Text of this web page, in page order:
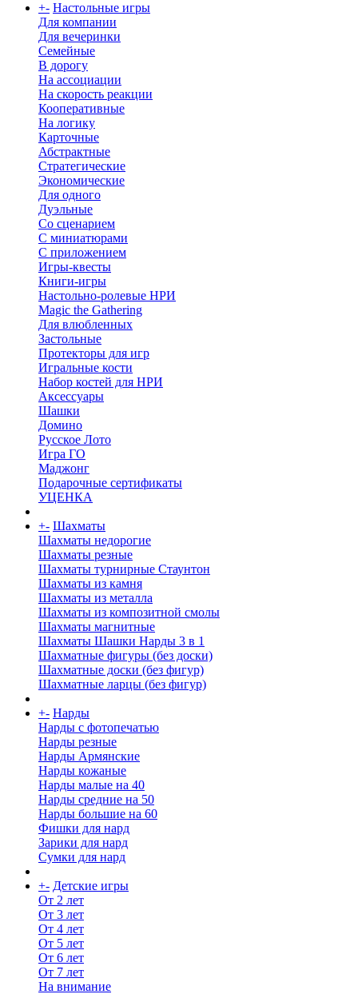
+- Настольные игры
Для компании
Для вечеринки
Семейные
В дорогу
На ассоциации
На скорость реакции
Кооперативные
На логику
Карточные
Абстрактные
Стратегические
Экономические
Для одного
Дуэльные
Со сценарием
С миниатюрами
С приложением
Игры-квесты
Книги-игры
Настольно-ролевые НРИ
Magic the Gathering
Для влюбленных
Застольные
Протекторы для игр
Игральные кости
Набор костей для НРИ
Аксессуары
Шашки
Домино
Русское Лото
Игра ГО
Маджонг
Подарочные сертификаты
УЦЕНКА
+- Шахматы
Шахматы недорогие
Шахматы резные
Шахматы турнирные Стаунтон
Шахматы из камня
Шахматы из металла
Шахматы из композитной смолы
Шахматы магнитные
Шахматы Шашки Нарды 3 в 1
Шахматные фигуры (без доски)
Шахматные доски (без фигур)
Шахматные ларцы (без фигур)
+- Нарды
Нарды с фотопечатью
Нарды резные
Нарды Армянские
Нарды кожаные
Нарды малые на 40
Нарды средние на 50
Нарды большие на 60
Фишки для нард
Зарики для нард
Сумки для нард
+- Детские игры
От 2 лет
От 3 лет
От 4 лет
От 5 лет
От 6 лет
От 7 лет
На внимание